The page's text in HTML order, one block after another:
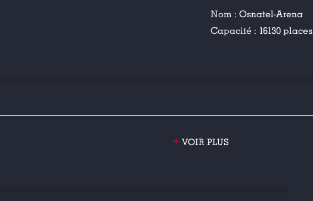
Nom :Osnatel-Arena
Capacité : 16130 places
+ VOIR PLUS